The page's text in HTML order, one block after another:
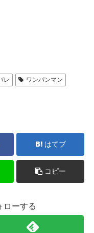
レ
ワンパンマン
はてブ
コピー
ローする